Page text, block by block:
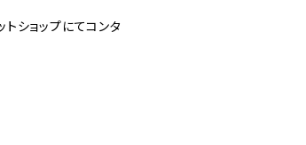
ショップにてコンタ